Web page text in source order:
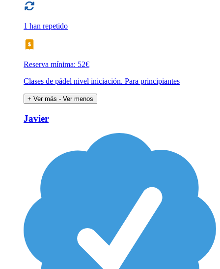
1 han repetido
Reserva mínima: 52€
Clases de pádel nivel iniciación. Para principiantes
+ Ver más - Ver menos
Javier